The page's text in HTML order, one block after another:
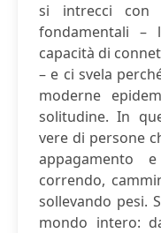
si intrecci con
fondamentali –
capacità di
– e ci svela
moderne
solitudine. In
vere di persone
appagamento
correndo,
sollevando pesi.
mondo intero: